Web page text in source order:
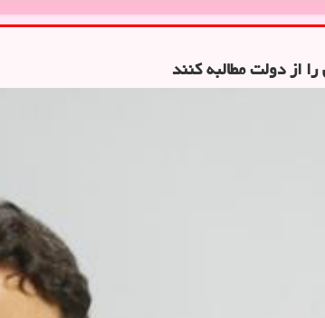
از دولت مطالبه کنند